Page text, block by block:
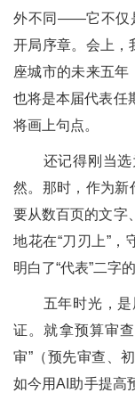
外不同——它不仅
开局序章。会上，
座城市的未来五年
也将是本届代表任
将画上句点。
还记得刚当选
然。那时，作为
要从数百页的文字
地花在“刀刃上”，
明白了“代表”二字
五年时光，是
证。就拿预算审
审”（预先审查、
如今用AI助手提高